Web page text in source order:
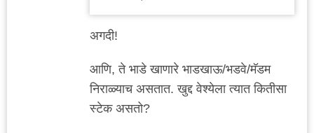
अगदी!
आणि, ते भाडे खाणारे भाडखाऊ/भडवे/मॅडम
निराळ्याच असतात. खुद्द वेश्येला त्यात कितीसा
स्टेक असतो?